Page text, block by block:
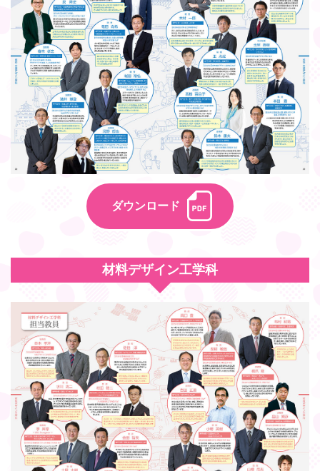
ダウンロード
材料デザイン工学科